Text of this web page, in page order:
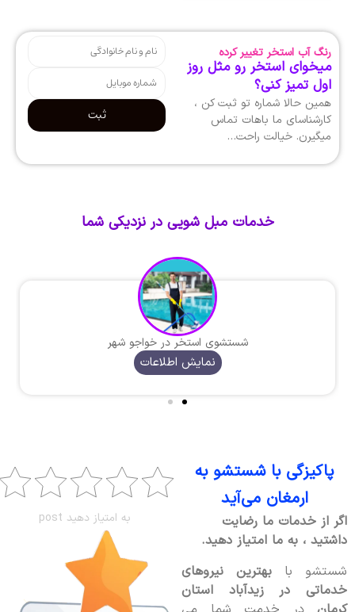
رنگ آب استخر تغییر کرده
میخوای استخر رو مثل روز
اول تمیز کنی؟
همین حالا شماره تو ثبت کن ،
کارشناسای ما باهات تماس
میگیرن. خیالت راحت…
ثبت
خدمات مبل شویی در نزدیکی شما
شستشوی استخر در خواجو شهر
نمایش اطلاعات
پاکیزگی با شستشو به
ارمغان می‌آید
اگر از خدمات ما رضایت
داشتید ، به ما امتیاز دهید.
شستشو با
بهترین نیروهای
خدماتی در زیدآباد استان
به امتیاز دهید post